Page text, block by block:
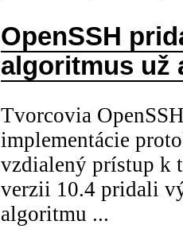
OpenSSH
algoritmus už
Tvorcovia
implementácie
vzdialený prístup k
verzii 10.4 pridali
algoritmu ...